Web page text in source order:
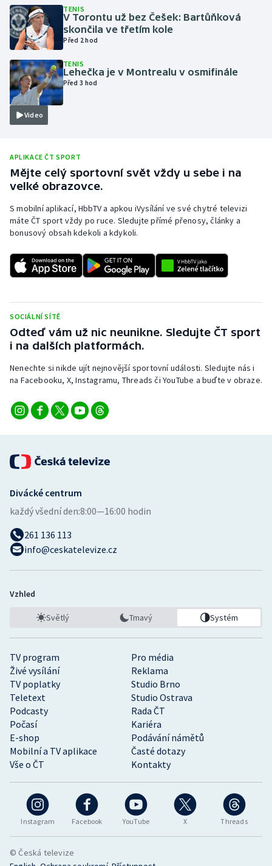
Moderní pětiboj
Motorsport
Olympijské hry
Parasport
Plavání
Plážový volejbal
Ragby
Rychlobruslení
Rychlostní kanoistika
Short track
Sportovní střelba
Stolní tenis
Vodní slalom
TENIS
V Torontu už bez Češek: Bartůňková
skončila ve třetím kole
Před 2 hod
Video
TENIS
Lehečka je v Montrealu v osmifinále
Před 3 hod
APLIKACE ČT SPORT
Mějte celý sportovní svět vždy u sebe i na
velké obrazovce.
S mobilní aplikací, HbbTV a apkou iVysílání ve své chytré televizi
máte ČT sport vždy po ruce. Sledujte přímé přenosy, články a
bonusový obsah kdekoli a kdykoli.
SOCIÁLNÍ SÍTĚ
Odteď vám už nic neunikne. Sledujte ČT sport
i na dalších platformách.
Nenechte si nikde ujít nejnovější sportovní události. Sledujte nás i
na Facebooku, X, Instagramu, Threads či YouTube a buďte v obraze.
Instagram Facebook YouTube X Threads
TV program
Pro média
Živé vysílání
Reklama
TV poplatky
Studio Brno
Teletext
Studio Ostrava
Podcasty
Rada ČT
Počasí
Kariéra
E-shop
Podávání námětů
Mobilní a TV aplikace
Časté dotazy
Vše o ČT
Kontakty
Divácké centrum
každý všední den:8:00—16:00 hodin
261 136 113
info@ceskatelevize.cz
Vzhled
Světlý Tmavý Systém
© Česká televize